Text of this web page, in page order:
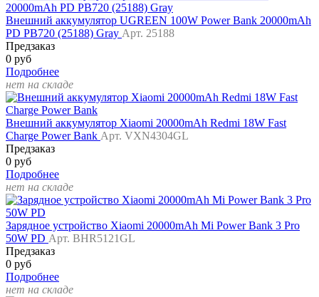
Внешний аккумулятор UGREEN 100W Power Bank 20000mAh
PD PB720 (25188) Gray Арт. 25188
Предзаказ
0 руб
Подробнее
нет на складе
Внешний аккумулятор Xiaomi 20000mAh Redmi 18W Fast
Charge Power Bank Арт. VXN4304GL
Предзаказ
0 руб
Подробнее
нет на складе
Зарядное устройство Xiaomi 20000mAh Mi Power Bank 3 Pro
50W PD Арт. BHR5121GL
Предзаказ
0 руб
Подробнее
нет на складе